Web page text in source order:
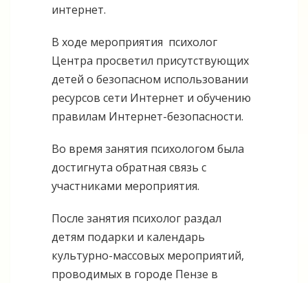
интернет.
В ходе мероприятия психолог
Центра просветил присутствующих
детей о безопасном использовании
ресурсов сети Интернет и обучению
правилам Интернет-безопасности.
Во время занятия психологом была
достигнута обратная связь с
участниками мероприятия.
После занятия психолог раздал
детям подарки и календарь
культурно-массовых мероприятий,
проводимых в городе Пензе в